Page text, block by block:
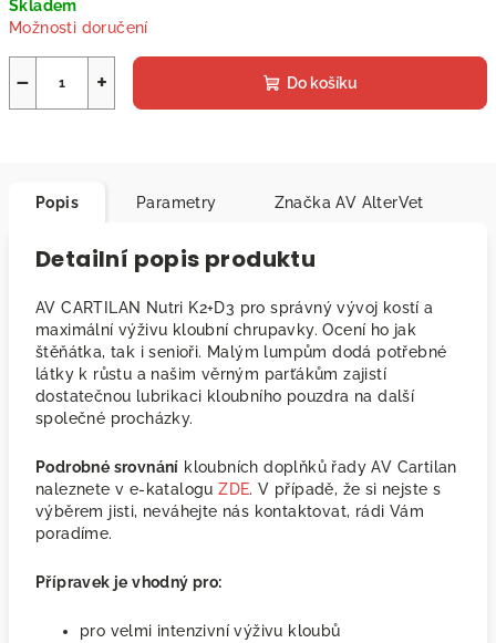
cena:
Skladem
Možnosti doručení
+
− Do košíku
Popis Parametry Značka AV AlterVet
Detailní popis produktu
AV CARTILAN Nutri K2+D3 pro správný vývoj kostí a
maximální výživu kloubní chrupavky. Ocení ho jak
štěňátka, tak i senioři. Malým lumpům dodá potřebné
látky k růstu a našim věrným parťákům zajistí
dostatečnou lubrikaci kloubního pouzdra na další
společné procházky.
Podrobné srovnání kloubních doplňků řady AV Cartilan
naleznete v e-kataloguZDE. V případě, že si nejste s
výběrem jisti, neváhejte nás kontaktovat, rádi Vám
poradíme.
Přípravek je vhodný pro:
pro velmi intenzivní výživu kloubů